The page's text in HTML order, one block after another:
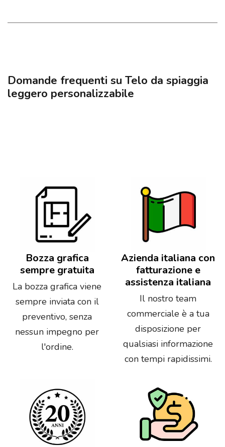
Domande frequenti su Telo da spiaggia
leggero personalizzabile
Bozza grafica
sempre gratuita
La bozza grafica viene
sempre inviata con il
preventivo, senza
nessun impegno per
l'ordine.
Azienda italiana con
fatturazione e
assistenza italiana
Il nostro team
commerciale è a tua
disposizione per
qualsiasi informazione
con tempi rapidissimi.